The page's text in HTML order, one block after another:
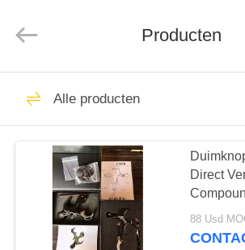
HUIS
PRODUCTEN
ONGEVEER
Rights
Gehele
Koolstofpijlen
Producten
Alle producten
Direct
Duim